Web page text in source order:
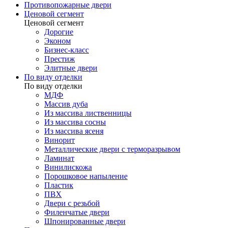
Противопожарные двери
Ценовой сегмент
Ценовой сегмент
Дорогие
Эконом
Бизнес-класс
Престиж
Элитные двери
По виду отделки
По виду отделки
МДФ
Массив дуба
Из массива лиственницы
Из массива сосны
Из массива ясеня
Винорит
Металлические двери с терморазрывом
Ламинат
Винилискожа
Порошковое напыление
Пластик
ПВХ
Двери с резьбой
Филенчатые двери
Шпонированные двери